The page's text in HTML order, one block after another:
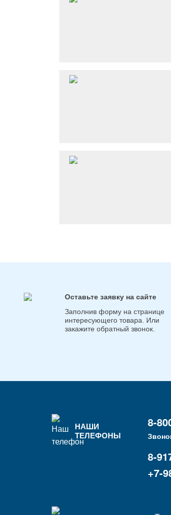
Оставьте заявку на сайте
Заполнив форму на странице
интересующего товара. Или
закажите обратный звонок.
НАШИ
ТЕЛЕФОНЫ
8-
8-
+7-